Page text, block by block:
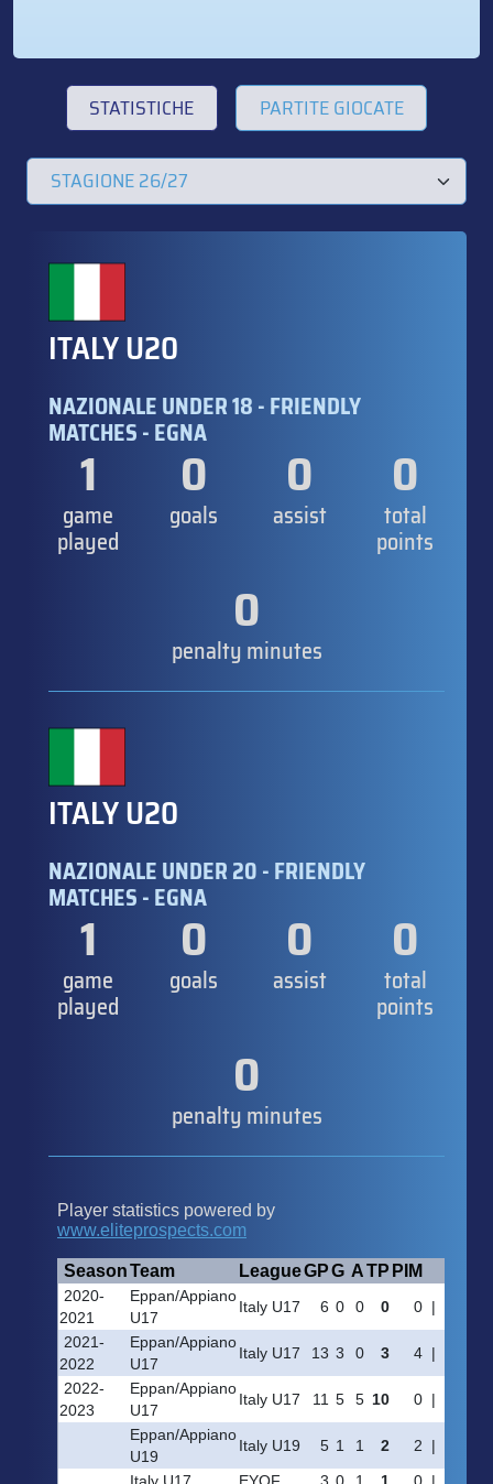
STATISTICHE PARTITE GIOCATE
ITALY U20
NAZIONALE UNDER 18 - FRIENDLY
MATCHES - EGNA
1
game
played
0
goals
0
assist
0
total
points
0
penalty minutes
ITALY U20
NAZIONALE UNDER 20 - FRIENDLY
MATCHES - EGNA
1
game
played
0
goals
0
assist
0
total
points
0
penalty minutes